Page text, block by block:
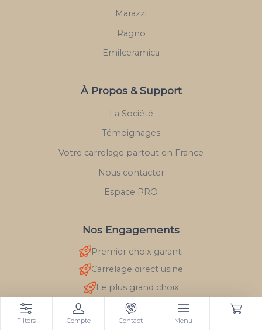
Filters Compte Contact Menu
Marazzi
Ragno
Emilceramica
À Propos & Support
La Société
Témoignages
Votre carrelage partout en France
Nous contacter
Espace PRO
Nos Engagements
Premier choix garanti
Carrelage direct usine
Le plus grand choix
Transport sécurisé